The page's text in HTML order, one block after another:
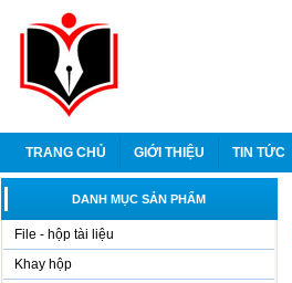
TRANG CHỦ GIỚI THIỆU TIN TỨC
DANH MỤC SẢN PHẨM
File - hộp tài liệu
Khay hộp